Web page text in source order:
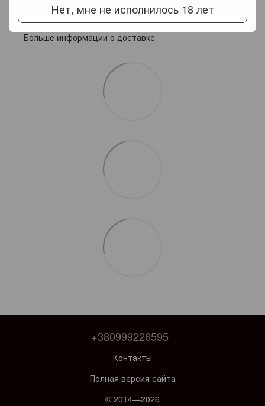
Нет, мне не исполнилось 18 лет
Новой почтой по Украине — по тарифам перевозчика.
Самовывоз из салонов Invino в Харькове
Больше информации о доставке
+380999226595
Контакты
Полная версия сайта
© 2014—2026